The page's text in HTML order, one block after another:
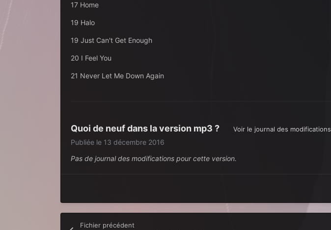
17 Home
19 Halo
19 Just Can't Get Enough
20 I Feel You
21 Never Let Me Down Again
Quoi de neuf dans la version mp3 ? Voir le journal des modifications
Publiée le 13 décembre 2016
Pas de journal des modifications pour cette version.
Fichier précédent